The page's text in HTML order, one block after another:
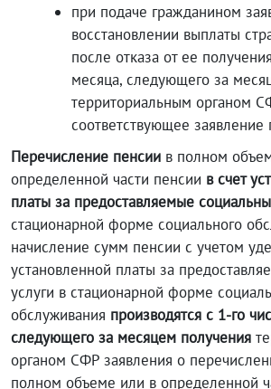
при подаче гражданином
восстановлении выплаты
после отказа от ее
месяца, следующего за
территориальным органом
соответствующее заявление
Перечисление пенсии в полном
определенной части пенсии в счет
платы за предоставляемые
стационарной форме социального
начисление сумм пенсии с учетом
установленной платы за
услуги в стационарной форме
обслуживания производятся с 1-го
следующего за месяцем получения
органом СФР заявления о
полном объеме или в определенной